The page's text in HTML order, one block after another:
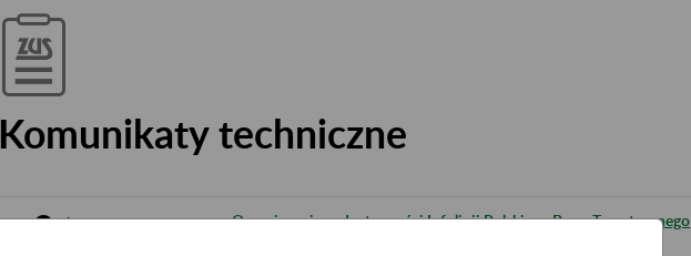
Komunikaty techniczne
9 lipca
Ograniczenia w dostępności Infolinii Polskiego Bonu Turystycznego